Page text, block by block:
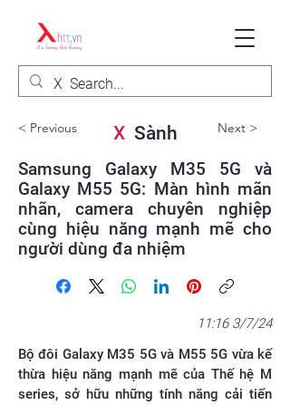
< Previous XSành Next >
Samsung Galaxy M35 5G và
Galaxy M55 5G: Màn hình mãn
nhãn, camera chuyên nghiệp
cùng hiệu năng mạnh mẽ cho
người dùng đa nhiệm
11:16 3/7/24
Bộ đôi Galaxy M35 5G và M55 5G vừa kế
thừa hiệu năng mạnh mẽ của Thế hệ M
series, sở hữu những tính năng cải tiến